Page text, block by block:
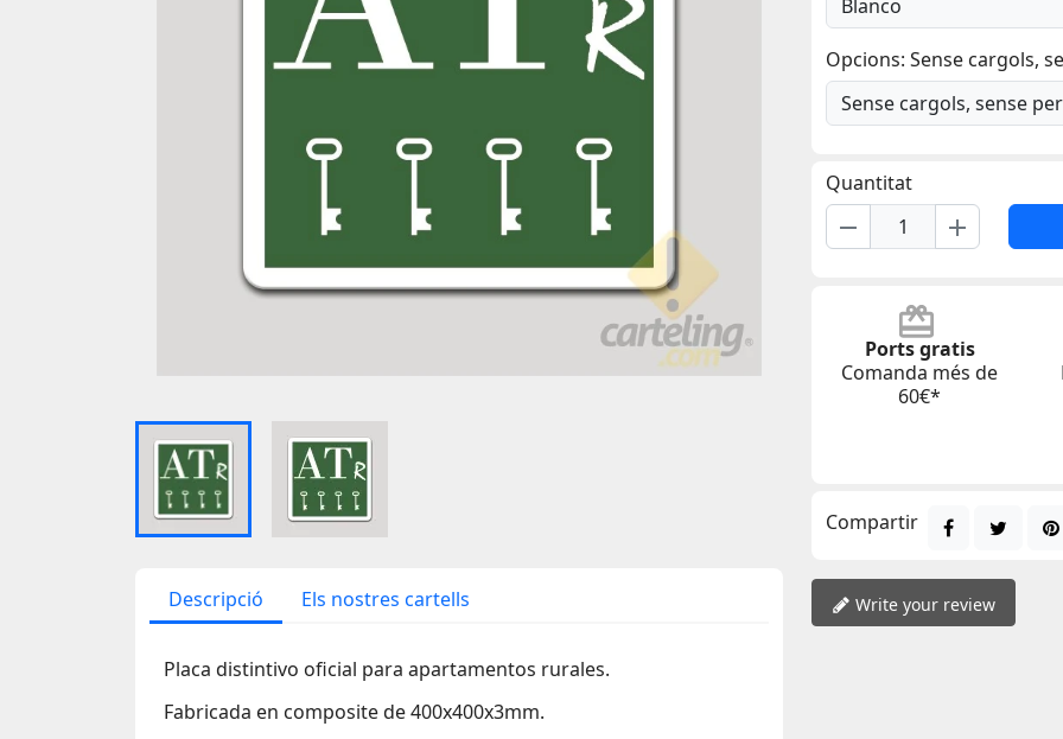
Descripció Els nostres cartells
Placa distintivo oficial para apartamentos rurales.
Fabricada en composite de 400x400x3mm.
Opcions: Sense cargols,
Quantitat
remove add
Ports gratis
Comanda més de
60€*
Compartir
Write your review